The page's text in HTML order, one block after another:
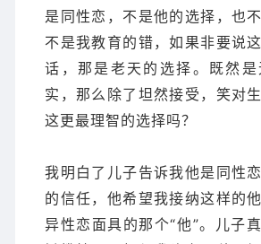
是同性恋，不是他的选择，也
不是我教育的错，如果非要说
话，那是老天的选择。既然
实，那么除了坦然接受，笑对
这更最理智的选择吗？
我明白了儿子告诉我他是同性
的信任，他希望我接纳这样的
异性恋面具的那个“他”。儿子